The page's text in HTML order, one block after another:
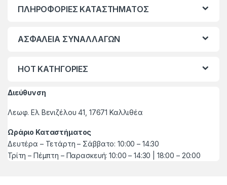
ΠΛΗΡΟΦΟΡΙΕΣ ΚΑΤΑΣΤΗΜΑΤΟΣ
ΑΣΦΑΛΕΙΑ ΣΥΝΑΛΛΑΓΩΝ
HOT ΚΑΤΗΓΟΡΙΕΣ
Διεύθυνση
Λεωφ. Ελ Βενιζέλου 41, 17671 Καλλιθέα
Ωράριο Καταστήματος
Δευτέρα – Τετάρτη – Σάββατο: 10:00 – 14:30
Τρίτη – Πέμπτη – Παρασκευή: 10:00 – 14:30 | 18:00 – 20:00